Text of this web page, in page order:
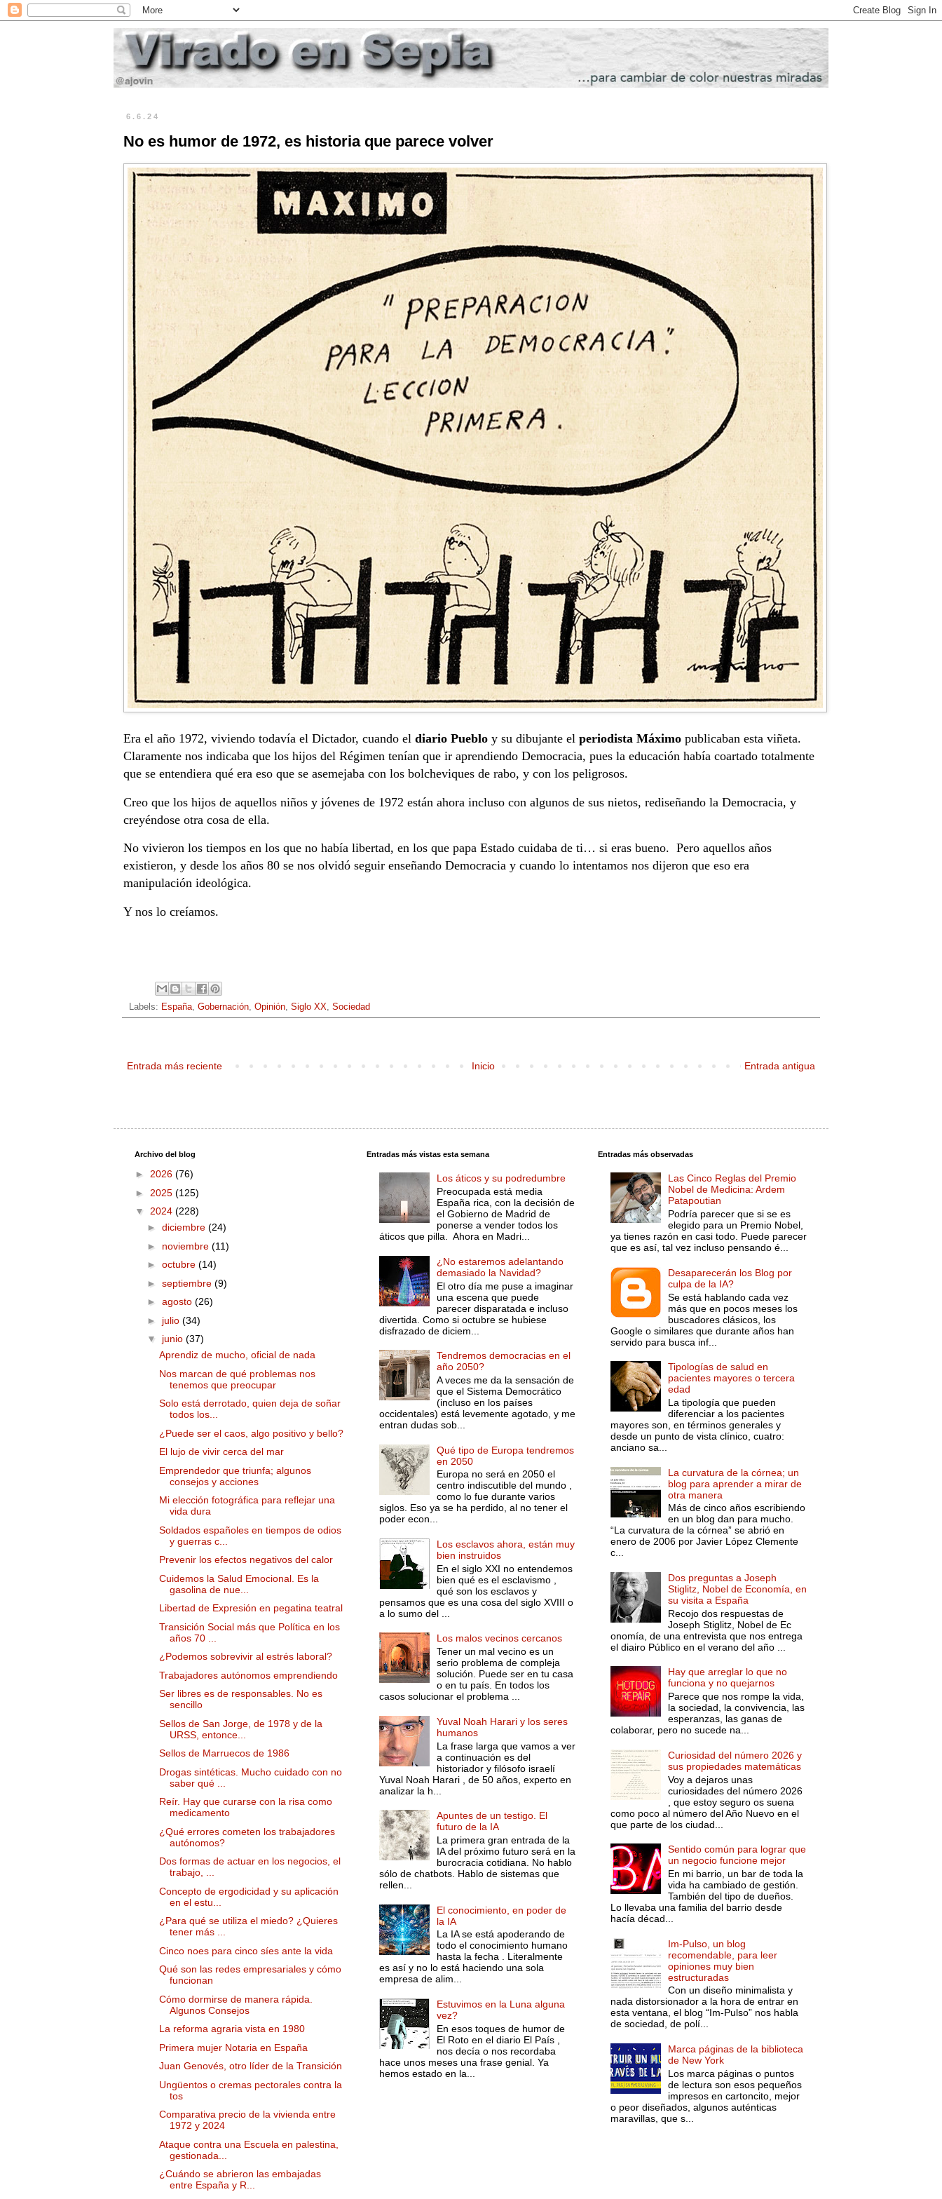
6.6.24
No es humor de 1972, es historia que parece volver
Era el año 1972, viviendo todavía el Dictador, cuando el diario Pueblo y su dibujante el periodista Máximo publicaban esta viñeta.
Claramente nos indicaba que los hijos del Régimen tenían que ir aprendiendo Democracia, pues la educación había coartado totalmente
que se entendiera qué era eso que se asemejaba con los bolcheviques de rabo, y con los peligrosos.
Creo que los hijos de aquellos niños y jóvenes de 1972 están ahora incluso con algunos de sus nietos, rediseñando la Democracia, y
creyéndose otra cosa de ella.
No vivieron los tiempos en los que no había libertad, en los que papa Estado cuidaba de ti… si eras bueno. Pero aquellos años
existieron, y desde los años 80 se nos olvidó seguir enseñando Democracia y cuando lo intentamos nos dijeron que eso era
manipulación ideológica.
Y nos lo creíamos.
Labels: España Gobernación Opinión Siglo XX Sociedad
Entrada más reciente Entrada antigua
Inicio
Archivo del blog
► 2026 (76)
► 2025 (125)
▼ 2024 (228)
► diciembre (24)
► noviembre (11)
► octubre (14)
► septiembre (9)
► agosto (26)
► julio (34)
▼ junio (37)
Aprendiz de mucho, oficial de nada
Nos marcan de qué problemas nos
tenemos que preocupar
Solo está derrotado, quien deja de soñar
todos los...
¿Puede ser el caos, algo positivo y bello?
El lujo de vivir cerca del mar
Emprendedor que triunfa; algunos
consejos y acciones
Mi elección fotográfica para reflejar una
vida dura
Soldados españoles en tiempos de odios
y guerras c...
Prevenir los efectos negativos del calor
Cuidemos la Salud Emocional. Es la
gasolina de nue...
Libertad de Expresión en pegatina teatral
Transición Social más que Política en los
años 70 ...
¿Podemos sobrevivir al estrés laboral?
Trabajadores autónomos emprendiendo
Ser libres es de responsables. No es
sencillo
Sellos de San Jorge, de 1978 y de la
URSS, entonce...
Sellos de Marruecos de 1986
Drogas sintéticas. Mucho cuidado con no
saber qué ...
Reír. Hay que curarse con la risa como
medicamento
¿Qué errores cometen los trabajadores
autónomos?
Dos formas de actuar en los negocios, el
trabajo, ...
Concepto de ergodicidad y su aplicación
en el estu...
¿Para qué se utiliza el miedo? ¿Quieres
tener más ...
Cinco noes para cinco síes ante la vida
Qué son las redes empresariales y cómo
funcionan
Cómo dormirse de manera rápida.
Algunos Consejos
La reforma agraria vista en 1980
Primera mujer Notaria en España
Juan Genovés, otro líder de la Transición
Ungüentos o cremas pectorales contra la
tos
Comparativa precio de la vivienda entre
1972 y 2024
Ataque contra una Escuela en palestina,
gestionada...
¿Cuándo se abrieron las embajadas
entre España y R...
Entradas más vistas esta semana
Los áticos y su podredumbre
Preocupada está media
España rica, con la decisión de
el Gobierno de Madrid de
ponerse a vender todos los
áticos que pilla. Ahora en Madri...
¿No estaremos adelantando
demasiado la Navidad?
El otro día me puse a imaginar
una escena que puede
parecer disparatada e incluso
divertida. Como si octubre se hubiese
disfrazado de diciem...
Tendremos democracias en el
año 2050?
A veces me da la sensación de
que el Sistema Democrático
(incluso en los países
occidentales) está levemente agotado, y me
entran dudas sob...
Qué tipo de Europa tendremos
en 2050
Europa no será en 2050 el
centro indiscutible del mundo ,
como lo fue durante varios
siglos. Eso ya se ha perdido, al no tener el
poder econ...
Los esclavos ahora, están muy
bien instruidos
En el siglo XXI no entendemos
bien qué es el esclavismo ,
qué son los esclavos y
pensamos que es una cosa del siglo XVIII o
a lo sumo del ...
Los malos vecinos cercanos
Tener un mal vecino es un
serio problema de compleja
solución. Puede ser en tu casa
o en tu país. En todos los
casos solucionar el problema ...
Yuval Noah Harari y los seres
humanos
La frase larga que vamos a ver
a continuación es del
historiador y filósofo israelí
Yuval Noah Harari , de 50 años, experto en
analizar la h...
Apuntes de un testigo. El
futuro de la IA
La primera gran entrada de la
IA del próximo futuro será en la
burocracia cotidiana. No hablo
sólo de chatbots. Hablo de sistemas que
rellen...
El conocimiento, en poder de
la IA
La IA se está apoderando de
todo el conocimiento humano
hasta la fecha . Literalmente
es así y no lo está haciendo una sola
empresa de alim...
Estuvimos en la Luna alguna
vez?
En esos toques de humor de
El Roto en el diario El País ,
nos decía o nos recordaba
hace unos meses una frase genial. Ya
hemos estado en la...
Entradas más observadas
Las Cinco Reglas del Premio
Nobel de Medicina: Ardem
Patapoutian
Podría parecer que si se es
elegido para un Premio Nobel,
ya tienes razón en casi todo. Puede parecer
que es así, tal vez incluso pensando é...
Desaparecerán los Blog por
culpa de la IA?
Se está hablando cada vez
más que en pocos meses los
buscadores clásicos, los
Google o similares que durante años han
servido para busca inf...
Tipologías de salud en
pacientes mayores o tercera
edad
La tipología que pueden
diferenciar a los pacientes
mayores son, en términos generales y
desde un punto de vista clínico, cuatro:
anciano sa...
La curvatura de la córnea; un
blog para aprender a mirar de
otra manera
Más de cinco años escribiendo
en un blog dan para mucho.
“La curvatura de la córnea” se abrió en
enero de 2006 por Javier López Clemente
c...
Dos preguntas a Joseph
Stiglitz, Nobel de Economía, en
su visita a España
Recojo dos respuestas de
Joseph Stiglitz, Nobel de Ec
onomía, de una entrevista que nos entrega
el diairo Público en el verano del año ...
Hay que arreglar lo que no
funciona y no quejarnos
Parece que nos rompe la vida,
la sociedad, la convivencia, las
esperanzas, las ganas de
colaborar, pero no sucede na...
Curiosidad del número 2026 y
sus propiedades matemáticas
Voy a dejaros unas
curiosidades del número 2026
, que estoy seguro os suena
como poco al número del Año Nuevo en el
que parte de los ciudad...
Sentido común para lograr que
un negocio funcione mejor
En mi barrio, un bar de toda la
vida ha cambiado de gestión.
También del tipo de dueños.
Lo llevaba una familia del barrio desde
hacía décad...
Im-Pulso, un blog
recomendable, para leer
opiniones muy bien
estructuradas
Con un diseño minimalista y
nada distorsionador a la hora de entrar en
esta ventana, el blog “Im-Pulso” nos habla
de sociedad, de polí...
Marca páginas de la biblioteca
de New York
Los marca páginas o puntos
de lectura son esos pequeños
impresos en cartoncito, mejor
o peor diseñados, algunos auténticas
maravillas, que s...